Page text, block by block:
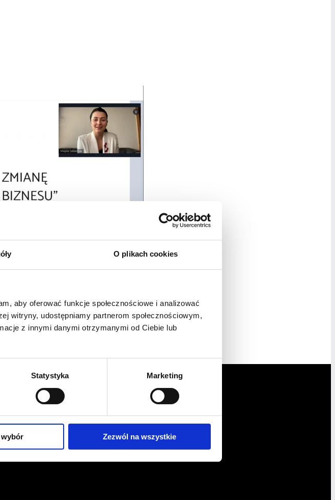
O plikach cookies
aby oferować funkcje społecznościowe i analizować
witryny, udostępniamy partnerom społecznościowym,
z innymi danymi otrzymanymi od Ciebie lub
Statystyka Marketing
Zezwól na wszystkie